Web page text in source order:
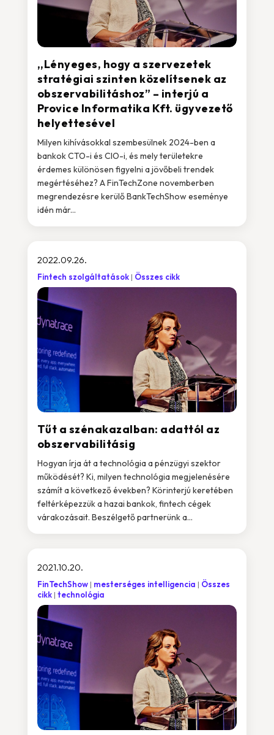
,,Lényeges, hogy a szervezetek
stratégiai szinten közelítsenek az
obszervabilitáshoz” – interjú a
Provice Informatika Kft. ügyvezető
helyettesével
Milyen kihívásokkal szembesülnek 2024-ben a
bankok CTO-i és CIO-i, és mely területekre
érdemes különösen figyelni a jövőbeli trendek
megértéséhez? A FinTechZone novemberben
megrendezésre kerülő BankTechShow eseménye
idén már...
Tűt a szénakazalban: adattól az
obszervabilitásig
2022.09.26.
Fintech szolgáltatások Összes cikk
Hogyan írja át a technológia a pénzügyi szektor
működését? Ki, milyen technológia megjelenésére
számít a következő években? Körinterjú keretében
feltérképezzük a hazai bankok, fintech cégek
várakozásait. Beszélgető partnerünk a...
2021.10.20.
FinTechShow mesterséges intelligencia
Összes
cikk technológia